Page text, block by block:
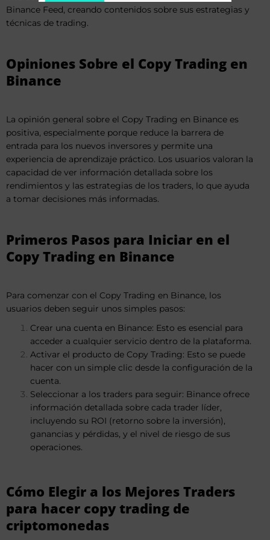
Binance Feed, creando contenidos sobre sus estrategias y
técnicas de trading.
Opiniones Sobre el Copy Trading en
Binance
La opinión general sobre el Copy Trading en Binance es
positiva, especialmente porque reduce la barrera de
entrada para los nuevos inversores y permite una
experiencia de aprendizaje práctico. Los usuarios valoran la
capacidad de ver información detallada sobre los
rendimientos y las estrategias de los traders, lo que ayuda
a tomar decisiones más informadas.
Primeros Pasos para Iniciar en el
Copy Trading en Binance
Para comenzar con el Copy Trading en Binance, los
usuarios deben seguir unos simples pasos:
Crear una cuenta en Binance: Esto es esencial para
acceder a cualquier servicio dentro de la plataforma.
Activar el producto de Copy Trading: Esto se puede
hacer con un simple clic desde la configuración de la
cuenta.
Seleccionar a los traders para seguir: Binance ofrece
información detallada sobre cada trader líder,
incluyendo su ROI (retorno sobre la inversión),
ganancias y pérdidas, y el nivel de riesgo de sus
operaciones.
Cómo Elegir a los Mejores Traders
para hacer copy trading de
criptomonedas